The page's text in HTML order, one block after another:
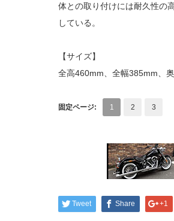
体との取り付けには耐久性の
している。
【サイズ】
全高460mm、全幅385mm、
固定ページ: 1 2 3
Tweet Share +1